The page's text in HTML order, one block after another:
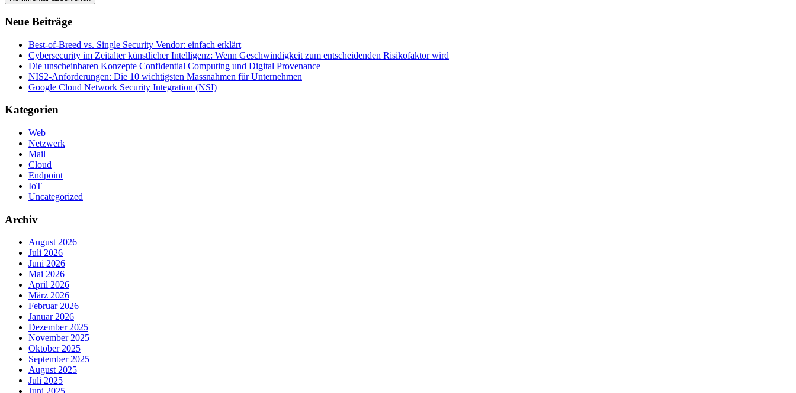
Neue Beiträge
Best-of-Breed vs. Single Security Vendor: einfach erklärt
Cybersecurity im Zeitalter künstlicher Intelligenz: Wenn Geschwindigkeit zum entscheidenden Risikofaktor wird
Die unscheinbaren Konzepte Confidential Computing und Digital Provenance
NIS2-Anforderungen: Die 10 wichtigsten Massnahmen für Unternehmen
Google Cloud Network Security Integration (NSI)
Kategorien
Web
Netzwerk
Mail
Cloud
Endpoint
IoT
Uncategorized
Archiv
August 2026
Juli 2026
Juni 2026
Mai 2026
April 2026
März 2026
Februar 2026
Januar 2026
Dezember 2025
November 2025
Oktober 2025
September 2025
August 2025
Juli 2025